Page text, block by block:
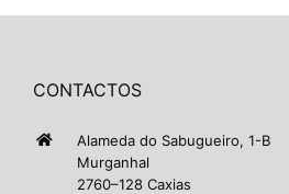
CONTACTOS
Alameda do Sabugueiro, 1-B
Murganhal
2760–128 Caxias